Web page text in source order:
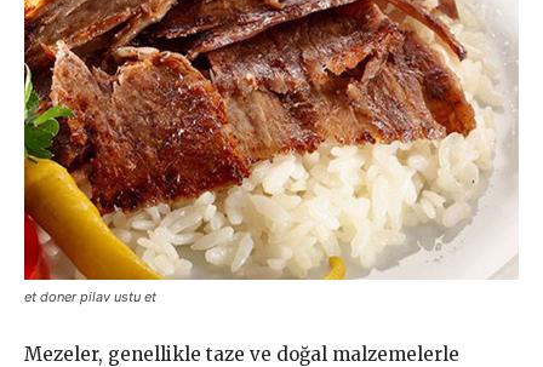
et doner pilav ustu et
Mezeler, genellikle taze ve doğal malzemelerle